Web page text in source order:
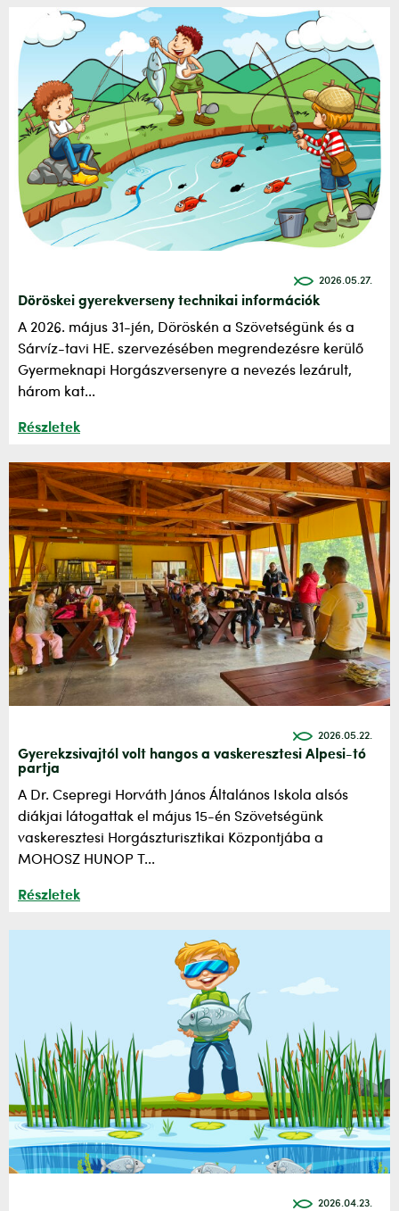
2026.05.27.
Döröskei gyerekverseny technikai információk
A 2026. május 31-jén, Döröskén a Szövetségünk és a
Sárvíz-tavi HE. szervezésében megrendezésre kerülő
Gyermeknapi Horgászversenyre a nevezés lezárult,
három kat...
Részletek
2026.05.22.
Gyerekzsivajtól volt hangos a vaskeresztesi Alpesi-tó
partja
A Dr. Csepregi Horváth János Általános Iskola alsós
diákjai látogattak el május 15-én Szövetségünk
vaskeresztesi Horgászturisztikai Központjába a
MOHOSZ HUNOP T...
Részletek
2026.04.23.